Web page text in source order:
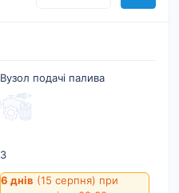
Вузол подачі палива
3
6 днів (15 серпня) при